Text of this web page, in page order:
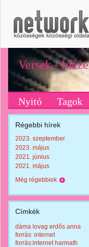
Versek -
Nyitó Tagok
Régebbi hírek
2023. szeptember
2023. május
2021. június
2021. május
Még régebbiek
Címkék
dáma lovag erdős anna
forrás: internet
forrás:internet harmath